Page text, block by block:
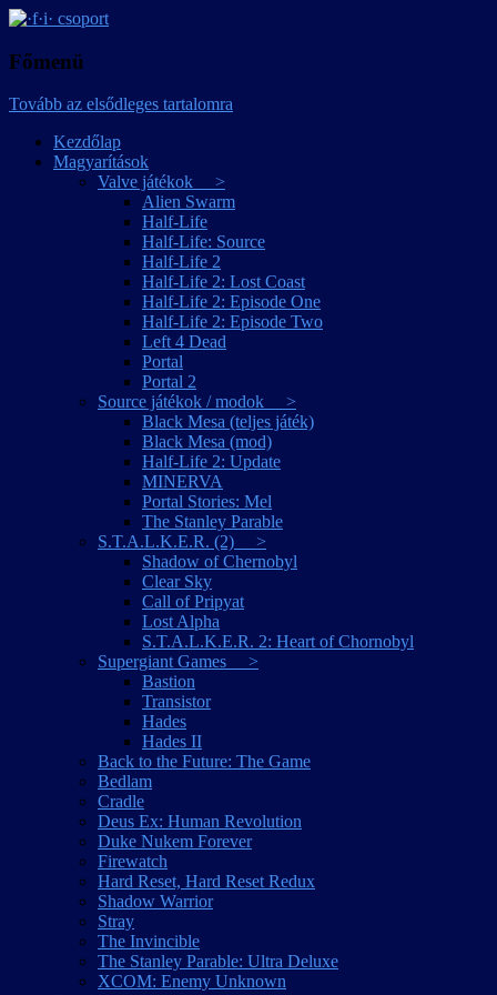
·f·i· csoport
Főmenü
Tovább az elsődleges tartalomra
Kezdőlap
Magyarítások
Valve játékok >
Alien Swarm
Half-Life
Half-Life: Source
Half-Life 2
Half-Life 2: Lost Coast
Half-Life 2: Episode One
Half-Life 2: Episode Two
Left 4 Dead
Portal
Portal 2
Source játékok / modok >
Black Mesa (teljes játék)
Black Mesa (mod)
Half-Life 2: Update
MINERVA
Portal Stories: Mel
The Stanley Parable
S.T.A.L.K.E.R. (2) >
Shadow of Chernobyl
Clear Sky
Call of Pripyat
Lost Alpha
S.T.A.L.K.E.R. 2: Heart of Chornobyl
Supergiant Games >
Bastion
Transistor
Hades
Hades II
Back to the Future: The Game
Bedlam
Cradle
Deus Ex: Human Revolution
Duke Nukem Forever
Firewatch
Hard Reset, Hard Reset Redux
Shadow Warrior
Stray
The Invincible
The Stanley Parable: Ultra Deluxe
XCOM: Enemy Unknown